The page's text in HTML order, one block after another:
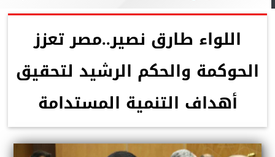
اللواء طارق نصير..مصر تعزز
الحوكمة والحكم الرشيد لتحقيق
أهداف التنمية المستدامة